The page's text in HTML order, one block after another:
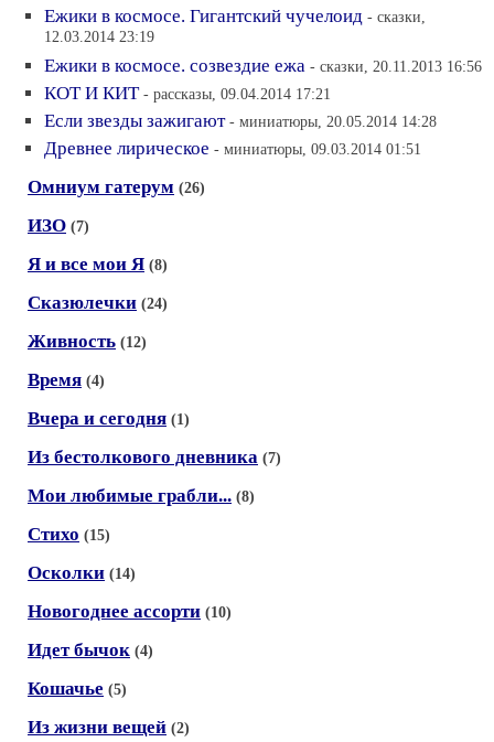
Ежики в космосе. Гигантский чучелоид - сказки,
12.03.2014 23:19
Ежики в космосе. созвездие ежа - сказки, 20.11.2013 16:56
КОТ И КИТ - рассказы, 09.04.2014 17:21
Если звезды зажигают - миниатюры, 20.05.2014 14:28
Древнее лирическое - миниатюры, 09.03.2014 01:51
Омниум гатерум (26)
ИЗО (7)
Я и все мои Я (8)
Сказюлечки (24)
Живность (12)
Время (4)
Вчера и сегодня (1)
Из бестолкового дневника (7)
Мои любимые грабли... (8)
Стихо (15)
Осколки (14)
Новогоднее ассорти (10)
Идет бычок (4)
Кошачье (5)
Из жизни вещей (2)